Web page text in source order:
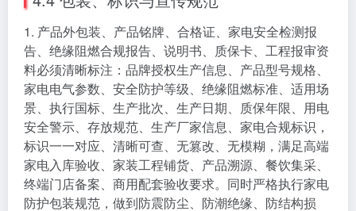
1. 产品外包装、产品铭牌、合格证、家电安全检测报
告、绝缘阻燃合规报告、说明书、质保卡、工程报审资
料必须清晰标注：品牌授权生产信息、产品型号规格、
家电电气参数、安全防护等级、绝缘阻燃标准、适用场
景、执行国标、生产批次、生产日期、质保年限、用电
安全警示、存放规范、生产厂家信息、家电合规标识，
标识一一对应、清晰可查、无篡改、无模糊，满足高端
家电入库验收、家装工程铺货、产品溯源、餐饮集采、
终端门店备案、商用配套验收要求。同时严格执行家电
防护包装规范，做到防震防尘、防潮绝缘、防结构损